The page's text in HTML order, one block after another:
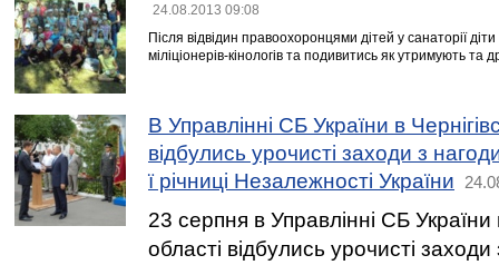
24.08.2013 09:08
Після відвідин правоохоронцями дітей у санаторії
міліціонерів-кінологів та подивитись як утримують та
В Управлінні СБ України в
відбулись урочисті заходи з
ї річниці Незалежності України
23 серпня в Управлінні СБ України
області відбулись урочисті